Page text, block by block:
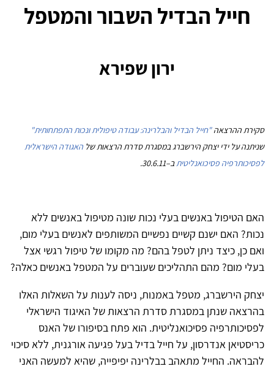
חייל הבדיל השבור והמטפל
ירון שפירא
סקירת ההרצאה"חייל הבדיל והבלרינה: עבודה טיפולית ונכות התפתחותית"
שניתנה על ידי יצחק הירשברג במסגרת סדרת הרצאות של האגודה הישראלית
לפסיכותרפיה פסיכואנליטית ב–30.6.11.
האם הטיפול באנשים בעלי נכות שונה מטיפול באנשים ללא
נכות? האם ישנם קשיים נפשיים המשותפים לאנשים בעלי מום,
ואם כן, כיצד ניתן לטפל בהם? מה מקומו של טיפול רגשי אצל
בעלי מום? מהם התהליכים שעוברים על המטפל באנשים כאלה?
יצחק הירשברג, מטפל באמנות, ניסה לענות על השאלות האלו
בהרצאה שנתן במסגרת סדרת הרצאות של האיגוד הישראלי
לפסיכותרפיה פסיכואנליטית. הוא פתח בסיפורו של האנס
כריסטיאן אנדרסון, על חייל בדיל בעל פגיעה אורגנית, ללא סיכוי
להבראה. החייל מתאהב בבלרינה יפיפייה, שהיא למעשה האני